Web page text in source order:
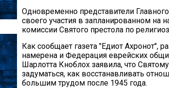
Одновременно представители
своего участия в запланированном на
комиссии Святого престола по
Как сообщает газета "Едиот Ахронот",
намерена и Федерация еврейских
Шарлотта Кноблох заявила, что
задуматься, как восстанавливать
большим трудом после 1945 года.